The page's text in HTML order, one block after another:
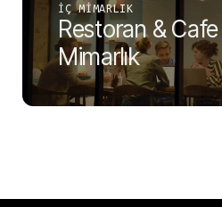
İÇ MIMARLIK
Restoran &
Mimarlık